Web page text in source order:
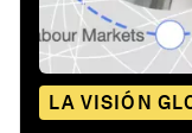
LA VISIÓN